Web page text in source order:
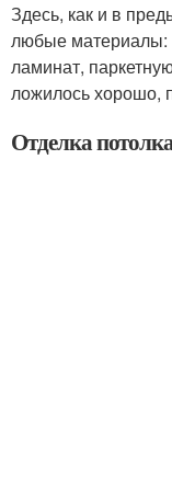
Здесь, как и в
любые материалы:
ламинат,
ложилось хорошо,
Отделка